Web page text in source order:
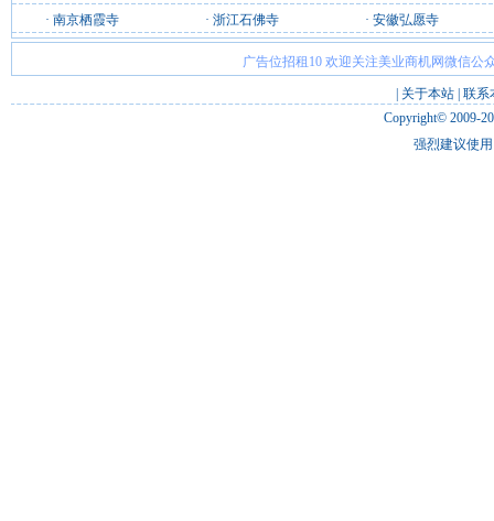
· 南京栖霞寺 · 浙江石佛寺 · 安徽弘愿寺
广告位招租10 欢迎关注美业商机网微信公
关于本站 联系
Copyright© 2009-
强烈建议使